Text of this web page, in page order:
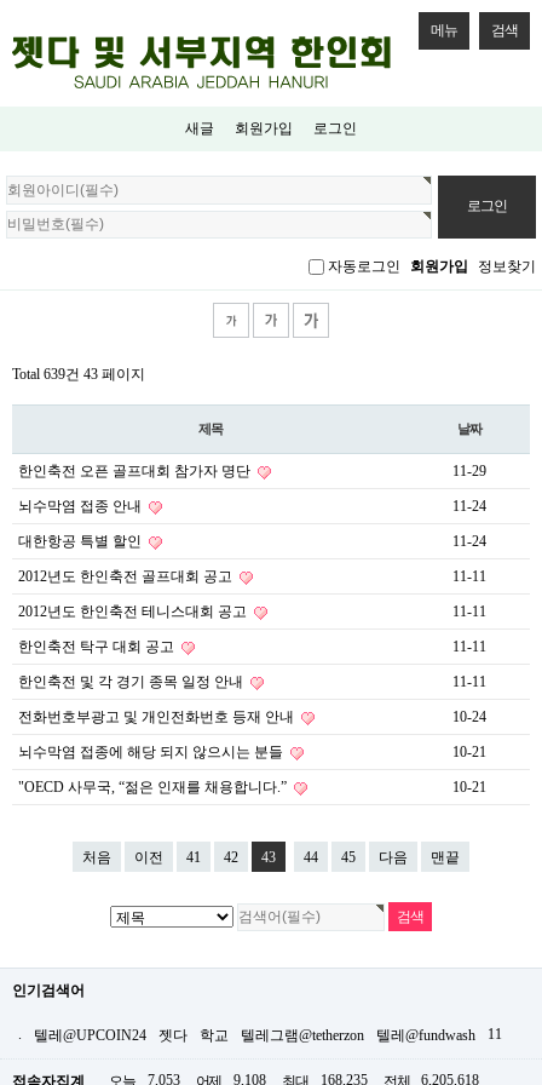
메뉴 검색
새글 회원가입 로그인
회
원
로
자동로그인 회원가입 정보찾기
Total 639건 43 페이지
제목 날짜
한인축전 오픈 골프대회 참가자 명단 11-29
뇌수막염 접종 안내 11-24
대한항공 특별 할인 11-24
2012년도 한인축전 골프대회 공고 11-11
2012년도 한인축전 테니스대회 공고 11-11
한인축전 탁구 대회 공고 11-11
한인축전 및 각 경기 종목 일정 안내 11-11
전화번호부광고 및 개인전화번호 등재 안내 10-24
뇌수막염 접종에 해당 되지 않으시는 분들 10-21
"OECD 사무국, “젊은 인재를 채용합니다.” 10-21
처음 이전 41 42 43 44 45 다음 맨끝
인기검색어
. 텔레@UPCOIN24 젯다 학교 텔레그램@tetherzon 텔레@fundwash 11
접속자집계 오늘 7,053 어제 9,108 최대 168,235 전체 6,205,618